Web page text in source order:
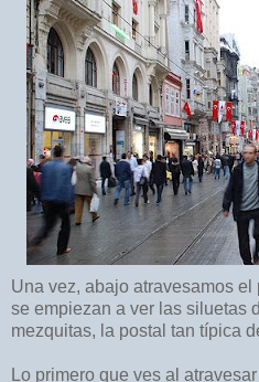
Una vez, abajo atravesamos
se empiezan a ver las siluetas
mezquitas, la postal tan típica
Lo primero que ves al